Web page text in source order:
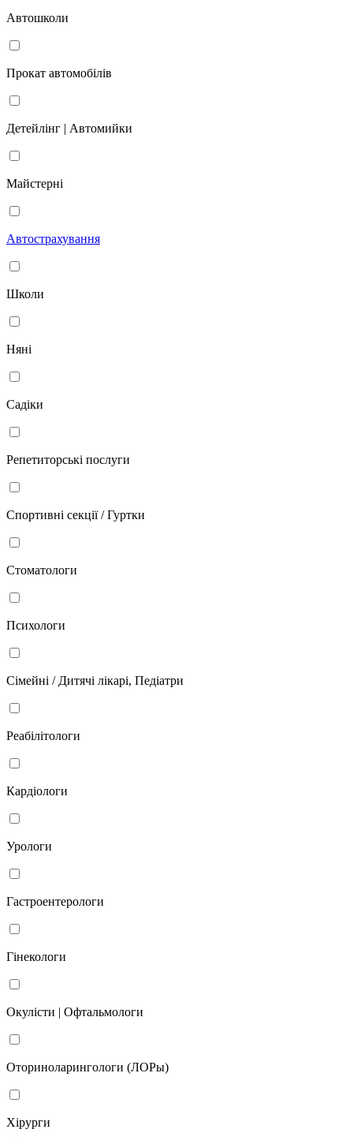
Автошколи
Прокат автомобілів
Детейлінг | Автомийки
Майстерні
Автострахування
Школи
Няні
Садіки
Репетиторські послуги
Спортивні секції / Гуртки
Стоматологи
Психологи
Сімейні / Дитячі лікарі, Педіатри
Реабілітологи
Кардіологи
Урологи
Гастроентерологи
Гінекологи
Окулісти | Офтальмологи
Оториноларингологи (ЛОРы)
Хірурги